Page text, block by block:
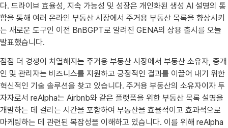
다. 드라이브 효율성, 지속 가능성 및 성장은 개인화된 생성 AI 설명의 통
합을 통해 여러 온라인 부동산 시장에서 주거용 부동산 목록을 향상시키
는 새로운 도구인 이전 BnBGPT로 알려진 GENA의 상용 출시를 오늘
발표했습니다.
점점 더 경쟁이 치열해지는 주거용 부동산 시장에서 부동산 소유자, 중개
인 및 관리자는 비즈니스를 지원하고 긍정적인 결과를 이끌어 내기 위한
혁신적인 기술 솔루션을 찾고 있습니다. 주거용 부동산의 소유자이자 투
자자로서 reAlpha는 Airbnb와 같은 플랫폼을 위한 부동산 목록 설명을
개발하는 데 걸리는 시간을 포함하여 부동산을 효율적이고 효과적으로
마케팅하는 데 관련된 복잡성을 이해하고 있습니다. 이를 위해 reAlpha